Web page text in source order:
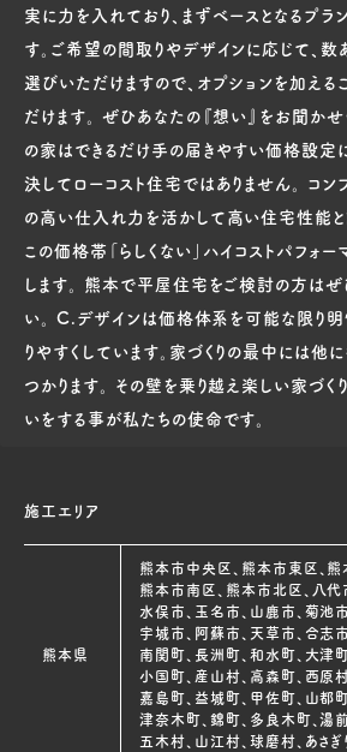
実に力を入れており、まずベースとなるプラ
す。ご希望の間取りやデザインに応じて、数
選びいただけますので、オプションを加える
だけます。 ぜひあなたの『想い』をお聞か
の家はできるだけ手の届きやすい価格設定に
決してローコスト住宅ではありません。 コン
の高い仕入れ力を活かして高い住宅性能と
この価格帯「らしくない」ハイコストパフォ
します。 熊本で平屋住宅をご検討の方は
い。 C.デザインは価格体系を可能な限り明
りやすくしています。家づくりの最中には他
つかります。 その壁を乗り越え楽しい家づ
いをする事が私たちの使命です。
施工エリア
熊本県
熊本市中央区、熊本市東区、熊
熊本市南区、熊本市北区、八代
水俣市、玉名市、山鹿市、菊池
宇城市、阿蘇市、天草市、合志
南関町、長洲町、和水町、大津
小国町、産山村、高森町、西原
嘉島町、益城町、甲佐町、山都
津奈木町、錦町、多良木町、湯
五木村、山江村、球磨村、あさ